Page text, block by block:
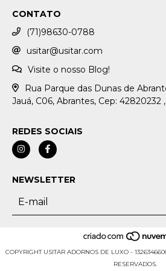
CONTATO
(71)98630-0788
usitar@usitar.com
Visite o nosso Blog!
Rua Parque das Dunas de
Jauá, C06, Abrantes, Cep: 42820232
REDES SOCIAIS
NEWSLETTER
COPYRIGHT USITAR ADORNOS DE LUXO -
RESERVADOS.